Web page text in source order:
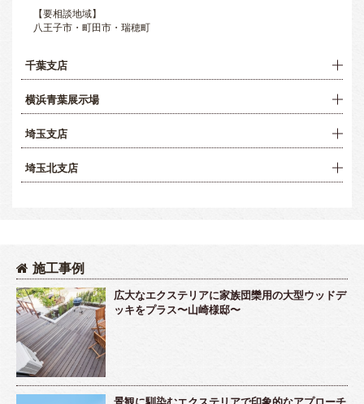
【要相談地域】
八王子市・町田市・瑞穂町
千葉支店
横浜青葉展示場
埼玉支店
埼玉北支店
施工事例
広大なエクステリアに家族団欒用の大型ウッドデ
ッキをプラス〜山崎様邸〜